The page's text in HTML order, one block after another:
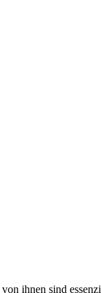
ihnen sind